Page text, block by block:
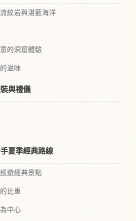
紋岩與湛藍海洋
的洞窟體驗
滋味
與禮儀
夏季經典路線
遊經典景點
比重
中心